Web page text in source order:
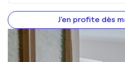
J'en profite dès